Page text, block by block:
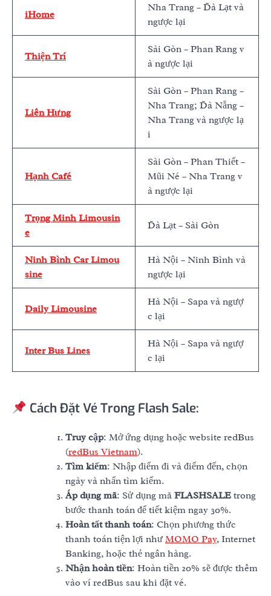
iHome
Nha Trang – Đà Lạt và
ngược lại
Thiện Trí
Sài Gòn – Phan Rang v
à ngược lại
Liên Hưng
Sài Gòn – Phan Rang –
Nha Trang; Đà Nẵng –
Nha Trang và ngược lạ
i
Hạnh Café
Sài Gòn – Phan Thiết –
Mũi Né – Nha Trang v
à ngược lại
Trọng Minh Limousin
e
Đà Lạt – Sài Gòn
Ninh Bình Car Limou
sine
Hà Nội – Ninh Bình và
ngược lại
Daily Limousine
Hà Nội – Sapa và ngượ
c lại
Inter Bus Lines
Hà Nội – Sapa và ngượ
c lại
Cách Đặt Vé Trong Flash Sale:
Truy cập: Mở ứng dụng hoặc website redBus
(redBus Vietnam).
Tìm kiếm: Nhập điểm đi và điểm đến, chọn
ngày và nhấn tìm kiếm.
Áp dụng mã: Sử dụng mã FLASHSALE trong
bước thanh toán để tiết kiệm ngay 30%.
Hoàn tất thanh toán: Chọn phương thức
thanh toán tiện lợi như MOMO Pay, Internet
Banking, hoặc thẻ ngân hàng.
Nhận hoàn tiền: Hoàn tiền 20% sẽ được thêm
vào ví redBus sau khi đặt vé.